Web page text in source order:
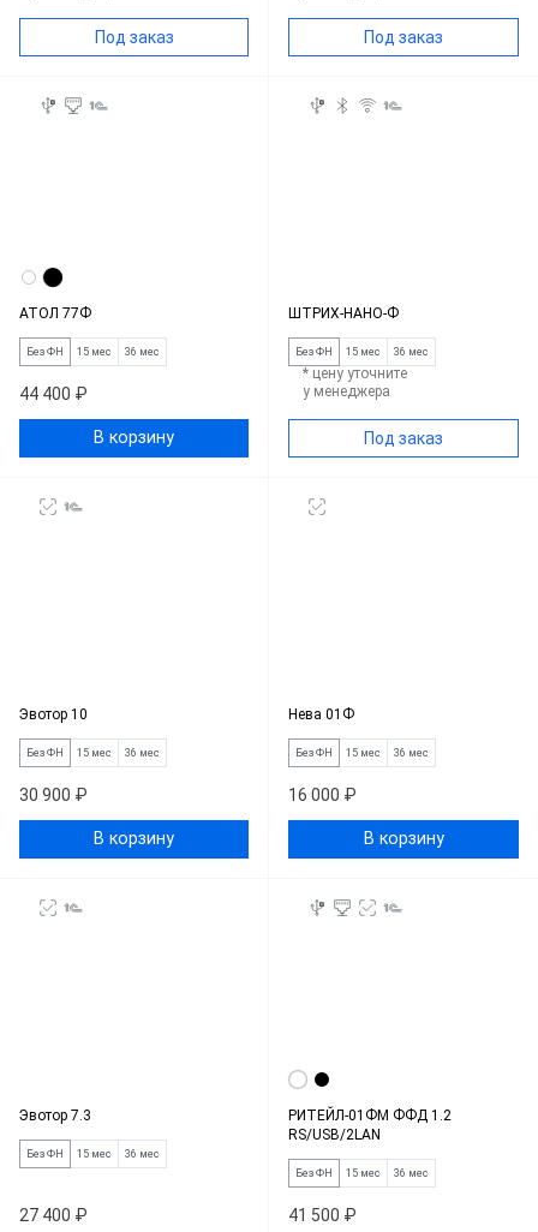
Под заказ Под заказ
АТОЛ 77Ф
Без ФН 15 мес 36 мес
44 400 ₽
В корзину
ШТРИХ-НАНО-Ф
Без ФН 15 мес 36 мес
* цену уточните
у менеджера
Под заказ
Эвотор 10
Без ФН 15 мес 36 мес
30 900 ₽
В корзину
Нева 01Ф
Без ФН 15 мес 36 мес
16 000 ₽
В корзину
Эвотор 7.3
Без ФН 15 мес 36 мес
27 400 ₽
РИТЕЙЛ-01ФМ ФФД 1.2
RS/USB/2LAN
Без ФН 15 мес 36 мес
41 500 ₽